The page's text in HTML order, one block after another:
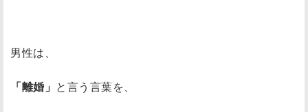
男性は、
「離婚」 と言う言葉を、